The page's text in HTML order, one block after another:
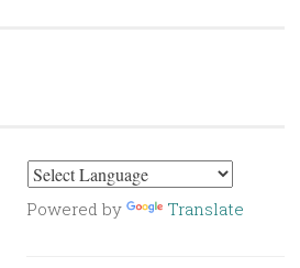
Powered by Translate